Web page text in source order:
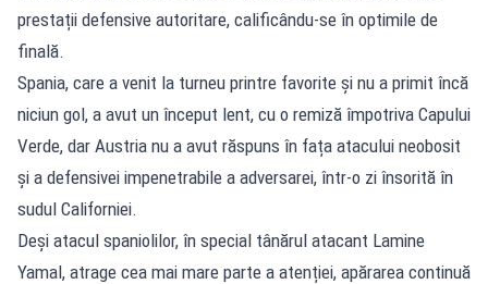
prestații defensive autoritare, calificându-se în optimile de
finală.
Spania, care a venit la turneu printre favorite și nu a primit încă
niciun gol, a avut un început lent, cu o remiză împotriva Capului
Verde, dar Austria nu a avut răspuns în fața atacului neobosit
și a defensivei impenetrabile a adversarei, într-o zi însorită în
sudul Californiei.
Deși atacul spaniolilor, în special tânărul atacant Lamine
Yamal, atrage cea mai mare parte a atenției, apărarea continuă